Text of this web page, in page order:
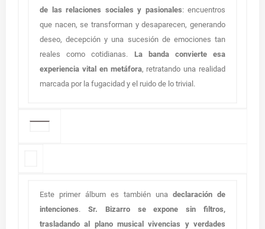
de las relaciones sociales y pasionales: encuentros
que nacen, se transforman y desaparecen, generando
deseo, decepción y una sucesión de emociones tan
reales como cotidianas. La banda convierte esa
experiencia vital en metáfora, retratando una realidad
marcada por la fugacidad y el ruido de lo trivial.
Este primer álbum es también una declaración de
intenciones. Sr. Bizarro se expone sin filtros,
trasladando al plano musical vivencias y verdades